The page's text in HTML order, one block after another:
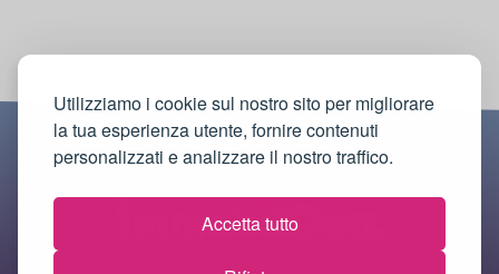
Utilizziamo i cookie sul nostro sito per migliorare
la tua esperienza utente, fornire contenuti
personalizzati e analizzare il nostro traffico.
Accetta tutto